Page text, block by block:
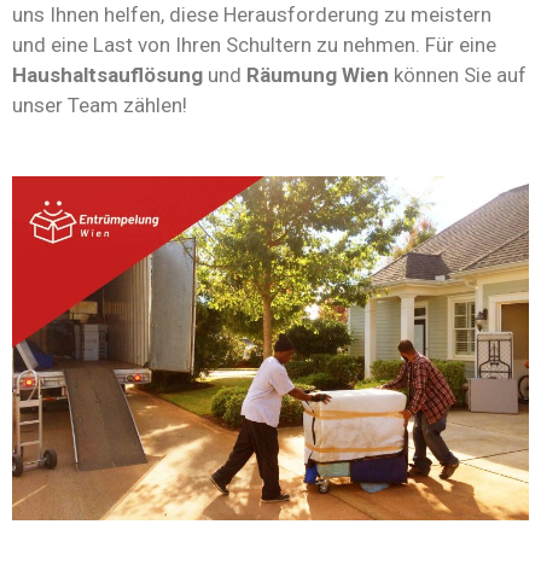
uns Ihnen helfen, diese Herausforderung zu meistern
und eine Last von Ihren Schultern zu nehmen. Für eine
Haushaltsauflösung und Räumung Wien können Sie auf
unser Team zählen!